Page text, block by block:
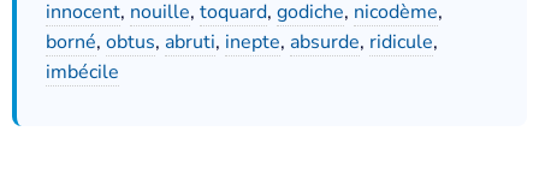
innocent, nouille, toquard, godiche, nicodème,
borné, obtus, abruti, inepte, absurde, ridicule,
imbécile